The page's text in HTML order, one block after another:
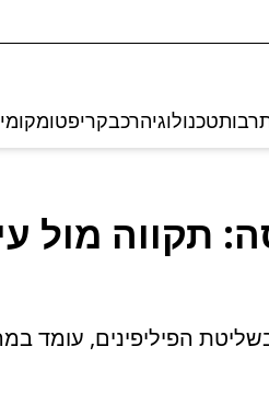
טכנולוגיהרכבקריפטומקומי
תקווה מול
הפיליפינים, עומד